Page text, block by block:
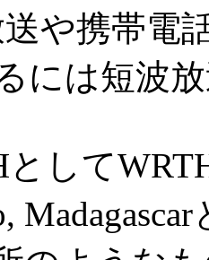
や携帯電
には短波
して